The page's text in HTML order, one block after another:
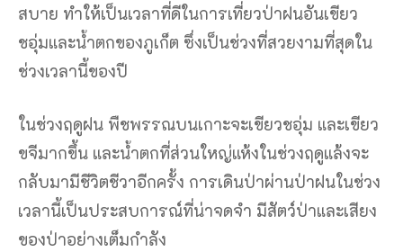
สบาย ทำให้เป็นเวลาที่ดีในการเที่ยวป่าฝนอันเขียว
ชอุ่มและน้ำตกของภูเก็ต ซึ่งเป็นช่วงที่สวยงามที่สุดใน
ช่วงเวลานี้ของปี
ในช่วงฤดูฝน พืชพรรณบนเกาะจะเขียวชอุ่ม และเขียว
ขจีมากขึ้น และน้ำตกที่ส่วนใหญ่แห้งในช่วงฤดูแล้งจะ
กลับมามีชีวิตชีวาอีกครั้ง การเดินป่าผ่านป่าฝนในช่วง
เวลานี้เป็นประสบการณ์ที่น่าจดจำ มีสัตว์ป่าและเสียง
ของป่าอย่างเต็มกำลัง